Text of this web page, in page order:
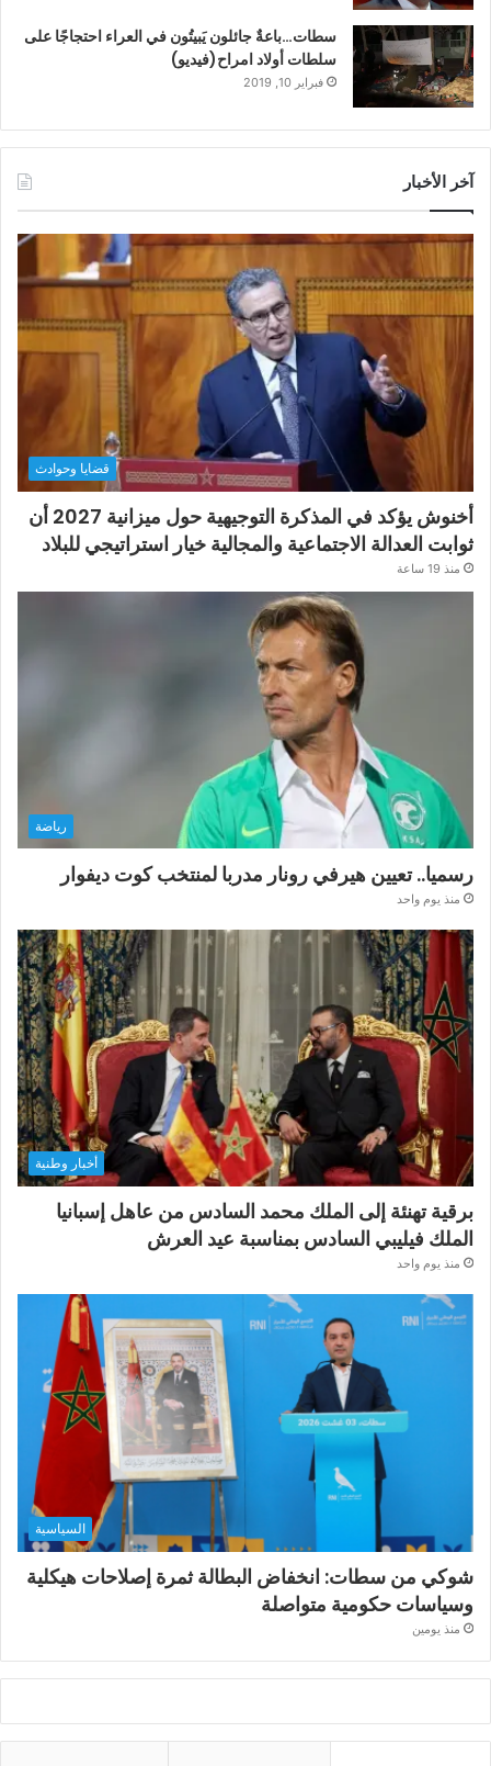
سطات…باعةٌ جائلون يَبيتُون في العراء احتجاجًا على
سلطات أولاد امراح(فيديو)
فبراير 10, 2019
آخر الأخبار
قضايا وحوادث
أخنوش يؤكد في المذكرة التوجيهية حول ميزانية 2027 أن
ثوابت العدالة الاجتماعية والمجالية خيار استراتيجي للبلاد
منذ 19 ساعة
رياضة
رسميا.. تعيين هيرفي رونار مدربا لمنتخب كوت ديفوار
منذ يوم واحد
أخبار وطنية
برقية تهنئة إلى الملك محمد السادس من عاهل إسبانيا
الملك فيليبي السادس بمناسبة عيد العرش
منذ يوم واحد
السياسية
شوكي من سطات: انخفاض البطالة ثمرة إصلاحات هيكلية
وسياسات حكومية متواصلة
منذ يومين